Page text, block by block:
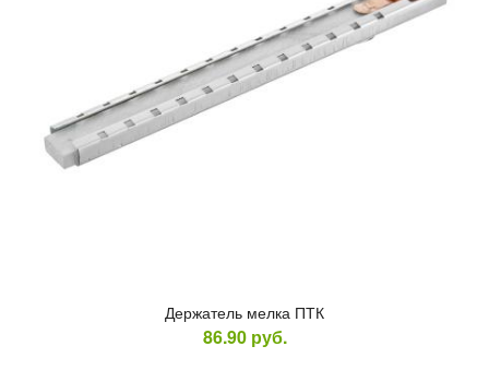
Дер­жа­тель мел­ка ПТК
86.90 руб.